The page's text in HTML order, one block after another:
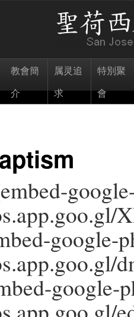
教會簡
介
属灵追
求
特別聚
會
google-
google-